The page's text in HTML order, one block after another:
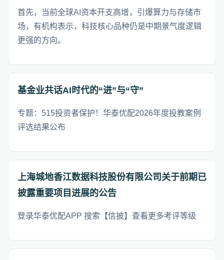
首先，当前全球AI资本开支高增，引爆算力与存储市
场，有机构表示，科技核心品种仍是中期景气度逻辑
更强的方向。
基金业共话AI时代的“进”与“守”
专题：515投资者保护！华泰优配2026年度投教案例
评选结果公布
上海城地香江数据科技股份有限公司关于前期已
披露重要项目进展的公告
登录华泰优配APP 搜索【信披】查看更多考评等级